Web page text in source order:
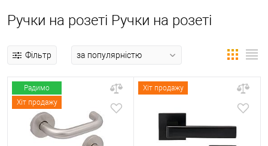
Ручки на розеті Ручки на розеті
Фільтр
Радимо
Хіт продажу
Хіт продажу